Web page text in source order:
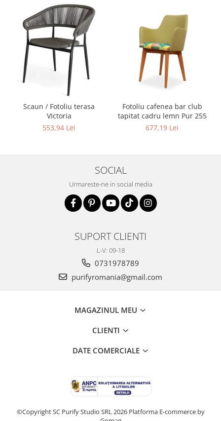
Scaun / Fotoliu terasa
VIctoria
553,94 Lei
Fotoliu cafenea bar club
tapitat cadru lemn Pur 255
677,19 Lei
SOCIAL
Urmareste-ne in social media
SUPORT CLIENTI
L-V: 09-18
0731978789
purifyromania@gmail.com
MAGAZINUL MEU
CLIENTI
DATE COMERCIALE
©Copyright SC Purify Studio SRL 2026 Platforma E-commerce by